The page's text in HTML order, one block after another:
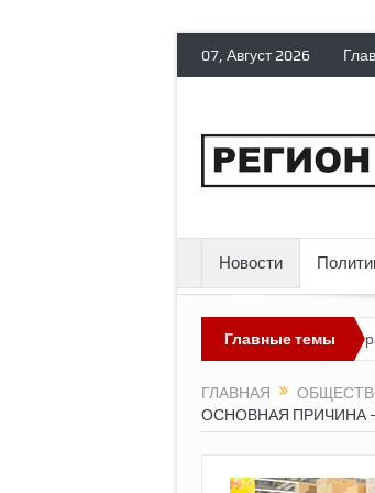
07, Август 2026
Новости
Главные темы
лишает политических эмигрантов
ГЛАВНАЯ
ОСНОВНАЯ ПРИЧИНА